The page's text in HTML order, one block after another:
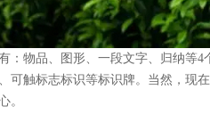
：物品、图形、一段文字、归纳等
可触标志标识等标识牌。当然，现
。